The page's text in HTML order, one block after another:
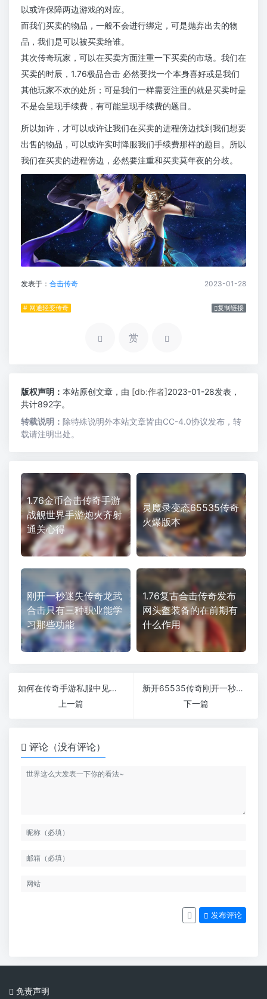
以或许保障两边游戏的对应。
而我们买卖的物品，一般不会进行绑定，可是抛弃出去的物
品，我们是可以被买卖给谁。
其次传奇玩家，可以在买卖方面注重一下买卖的市场。我们在
买卖的时辰，1.76极品合击 必然要找一个本身喜好或是我们
其他玩家不欢的处所；可是我们一样需要注重的就是买卖时是
不是会呈现手续费，有可能呈现手续费的题目。
所以如许，才可以或许让我们在买卖的进程傍边找到我们想要
出售的物品，可以或许实时降服我们手续费那样的题目。所以
我们在买卖的进程傍边，必然要注重和买卖莫年夜的分歧。
发表于： 合击传奇 2023-01-28
# 网通轻变传奇 复制链接
赏
版权声明： 本站原创文章，由 [db:作者]2023-01-28发表，
共计892字。
转载说明： 除特殊说明外本站文章皆由CC-4.0协议发布，转
载请注明出处。
1.76金币合击传奇手游
战舰世界手游炮火齐射
通关心得
灵魔录变态65535传奇
火爆版本
刚开一秒迷失传奇龙武
合击只有三种职业能学
习那些功能
1.76复古合击传奇发布
网头盔装备的在前期有
什么作用
如何在传奇手游私服中见到卧龙庄主
上一篇
新开65535传奇刚开一秒石墓阵刷尸王怪物快速爆装备
下一篇
评论（没有评论）
发布评论
免责声明